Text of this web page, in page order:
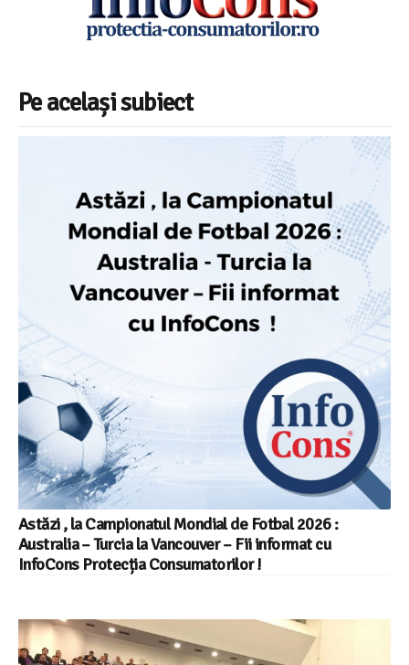
Pe același subiect
Astăzi , la Campionatul Mondial de Fotbal 2026 :
Australia – Turcia la Vancouver – Fii informat cu
InfoCons Protecția Consumatorilor !